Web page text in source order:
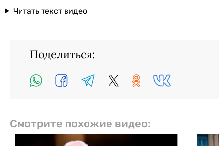
Читать текст видео
Поделиться:
Смотрите похожие видео: